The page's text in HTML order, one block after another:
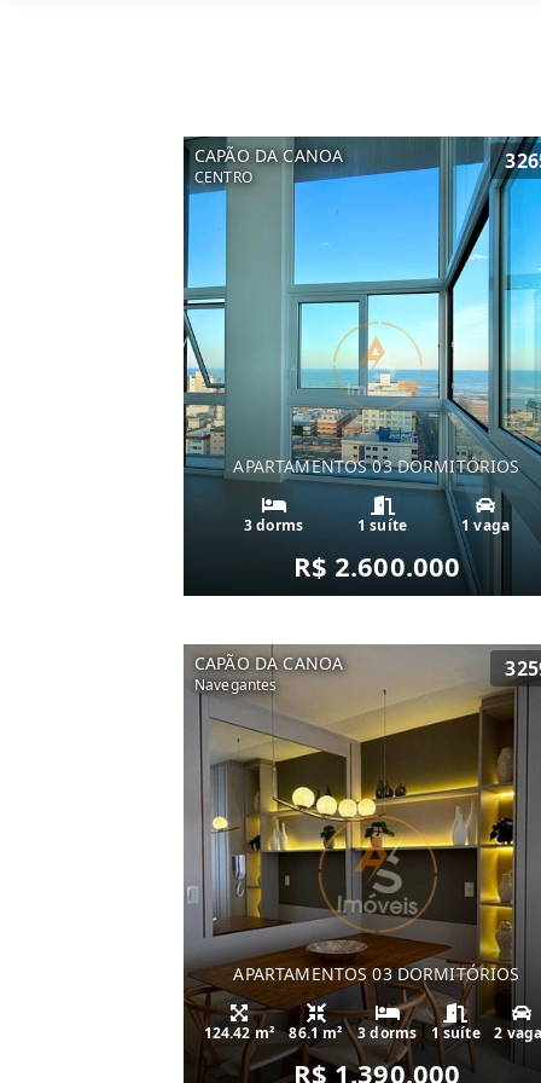
CAPÃO DA CANOA
CENTRO
APARTAMENTOS 03 DORMITÓRIOS
3 dorms 1 suíte 1 vaga
R$ 2.600.000
CAPÃO DA CANOA
Navegantes
APARTAMENTOS 03 DORMITÓRIOS
124.42 m² 86.1 m² 3 dorms 1 suíte 2
R$ 1.390.000